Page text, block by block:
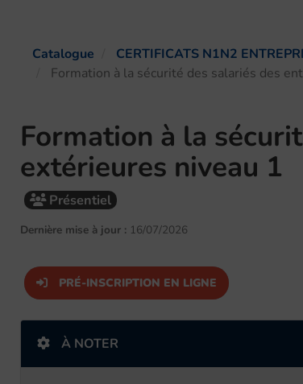
Catalogue CERTIFICATS N1N2
Formation à la sécurité des salariés des
Formation à la
extérieures niveau 1
Présentiel
Dernière mise à jour : 16/07/2026
PRÉ-INSCRIPTION EN LIGNE
À NOTER